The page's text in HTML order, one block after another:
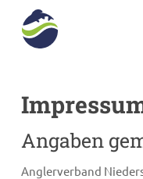
Angaben
Anglerverband